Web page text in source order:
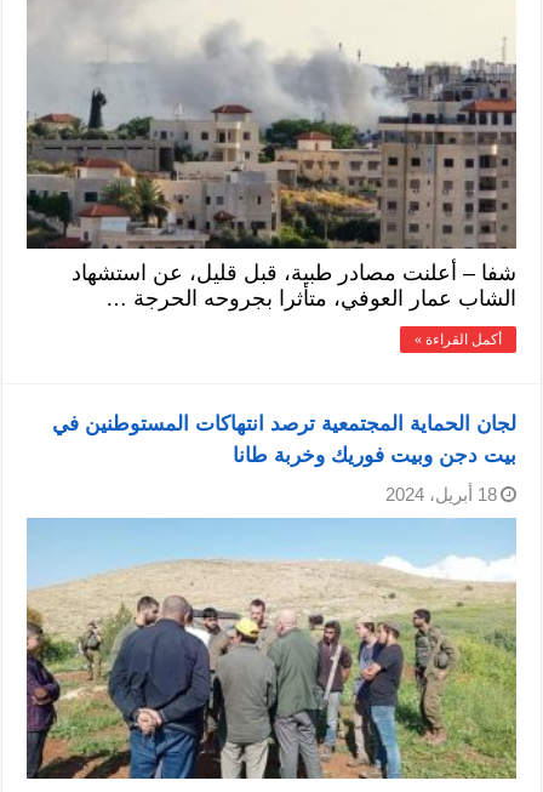
شفا – أعلنت مصادر طبية، قبل قليل، عن استشهاد
الشاب عمار العوفي، متأثرا بجروحه الحرجة …
أكمل القراءة »
لجان الحماية المجتمعية ترصد انتهاكات المستوطنين في
بيت دجن وبيت فوريك وخربة طانا
18 أبريل، 2024